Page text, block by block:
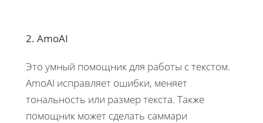
2. AmoAI
Это умный помощник для работы с текстом.
AmoAI исправляет ошибки, меняет
тональность или размер текста. Также
помощник может сделать саммари